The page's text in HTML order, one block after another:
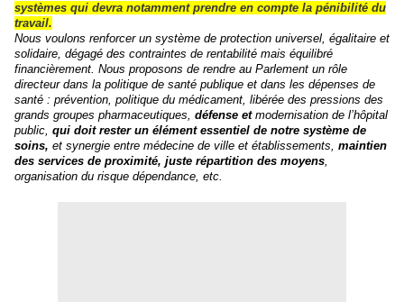
systèmes qui devra notamment prendre en compte la pénibilité du
travail.
Nous voulons renforcer un système de protection universel, égalitaire et
solidaire, dégagé des contraintes de rentabilité mais équilibré
financièrement. Nous proposons de rendre au Parlement un rôle
directeur dans la politique de santé publique et dans les dépenses de
santé : prévention, politique du médicament, libérée des pressions des
grands groupes pharmaceutiques, défense etmodernisation de l’hôpital
public, qui doit rester un élément essentiel de notre système de
soins, et synergie entre médecine de ville et établissements, maintien
des services de proximité, juste répartition des moyens,
organisation du risque dépendance, etc.